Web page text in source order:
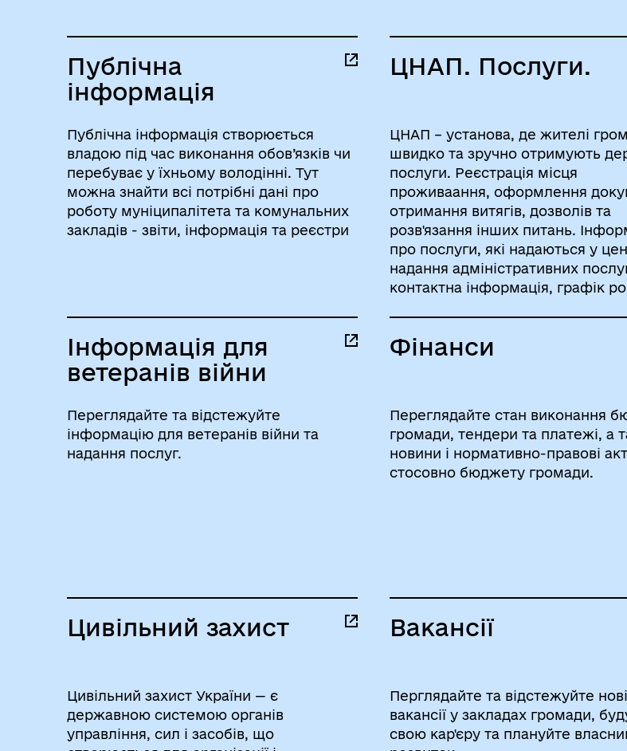
Публічна
інформація
Публічна інформація створюється
владою під час виконання обов’язків чи
перебуває у їхньому володінні. Тут
можна знайти всі потрібні дані про
роботу муніципалітета та комунальних
закладів - звіти, інформація та реєстри
ЦНАП. Послуги.
ЦНАП – установа, де жителі
швидко та зручно отримують
послуги. Реєстрація місця
проживаання, оформлення
отримання витягів, дозволів та
розв'язання інших питань.
про послуги, які надаються у
надання адміністративних
контактна інформація, графік
Інформація для
ветеранів війни
Переглядайте та відстежуйте
інформацію для ветеранів війни та
надання послуг.
Фінанси
Переглядайте стан виконання
громади, тендери та платежі, а
новини і нормативно-правові
стосовно бюджету громади.
Цивільний захист
Цивільний захист України — є
державною системою органів
управління, сил і засобів, що
Вакансії
Перглядайте та відстежуйте нові
вакансії у закладах громади,
свою кар'єру та плануйте